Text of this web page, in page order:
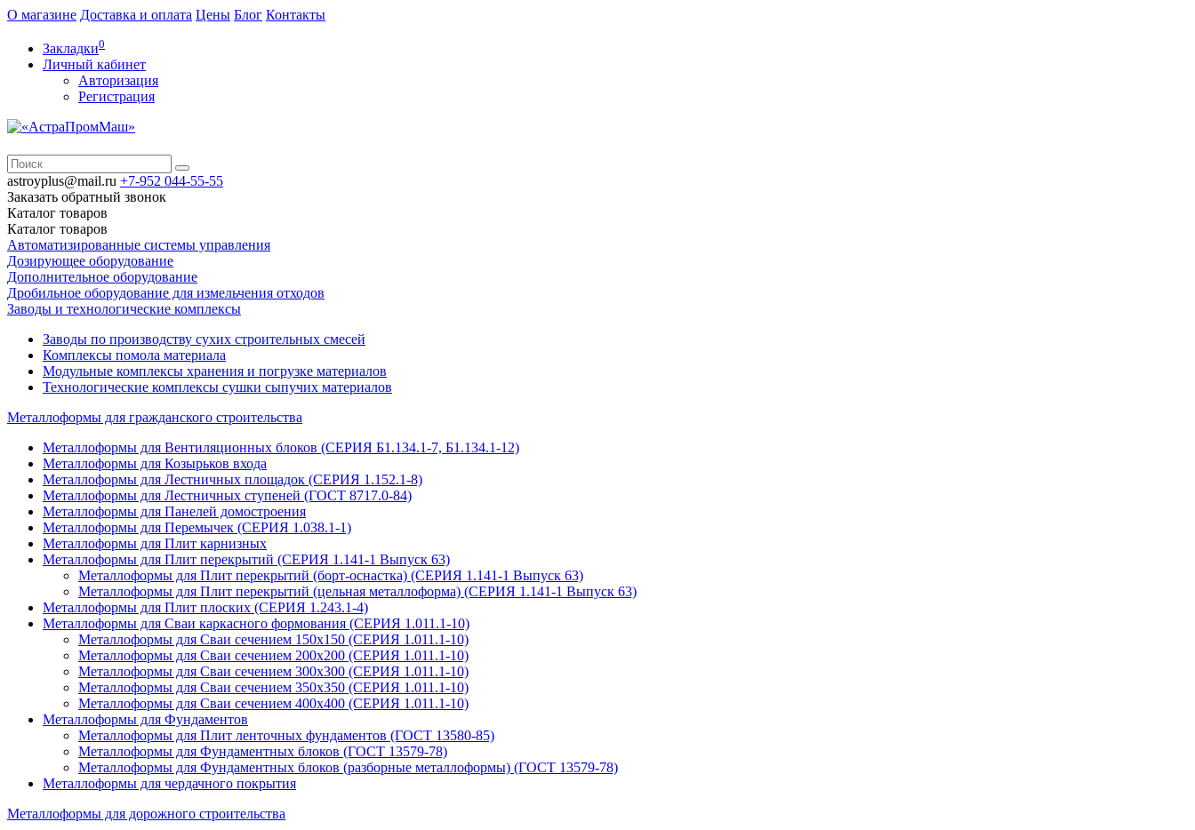
О магазине Доставка и оплата Цены Блог Контакты
Закладки0
Личный кабинет
Авторизация
Регистрация
astroyplus@mail.ru +7-952 044-55-55
Заказать обратный звонок
Каталог товаров
Каталог товаров
Автоматизированные системы управления
Дозирующее оборудование
Дополнительное оборудование
Дробильное оборудование для измельчения отходов
Заводы и технологические комплексы
Заводы по производству сухих строительных смесей
Комплексы помола материала
Модульные комплексы хранения и погрузке материалов
Технологические комплексы сушки сыпучих материалов
Металлоформы для гражданского строительства
Металлоформы для Вентиляционных блоков (СЕРИЯ Б1.134.1-7, Б1.134.1-12)
Металлоформы для Козырьков входа
Металлоформы для Лестничных площадок (СЕРИЯ 1.152.1-8)
Металлоформы для Лестничных ступеней (ГОСТ 8717.0-84)
Металлоформы для Панелей домостроения
Металлоформы для Перемычек (СЕРИЯ 1.038.1-1)
Металлоформы для Плит карнизных
Металлоформы для Плит перекрытий (СЕРИЯ 1.141-1 Выпуск 63)
Металлоформы для Плит перекрытий (борт-оснастка) (СЕРИЯ 1.141-1 Выпуск 63)
Металлоформы для Плит перекрытий (цельная металлоформа) (СЕРИЯ 1.141-1 Выпуск 63)
Металлоформы для Плит плоских (СЕРИЯ 1.243.1-4)
Металлоформы для Сваи каркасного формования (СЕРИЯ 1.011.1-10)
Металлоформы для Сваи сечением 150х150 (СЕРИЯ 1.011.1-10)
Металлоформы для Сваи сечением 200х200 (СЕРИЯ 1.011.1-10)
Металлоформы для Сваи сечением 300х300 (СЕРИЯ 1.011.1-10)
Металлоформы для Сваи сечением 350х350 (СЕРИЯ 1.011.1-10)
Металлоформы для Сваи сечением 400х400 (СЕРИЯ 1.011.1-10)
Металлоформы для Фундаментов
Металлоформы для Плит ленточных фундаментов (ГОСТ 13580-85)
Металлоформы для Фундаментных блоков (ГОСТ 13579-78)
Металлоформы для Фундаментных блоков (разборные металлоформы) (ГОСТ 13579-78)
Металлоформы для чердачного покрытия
Металлоформы для дорожного строительства